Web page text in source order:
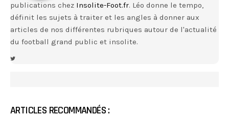
publications chez Insolite-Foot.fr. Léo donne le tempo,
définit les sujets à traiter et les angles à donner aux
articles de nos différentes rubriques autour de l'actualité
du football grand public et insolite.
ARTICLES RECOMMANDÉS :